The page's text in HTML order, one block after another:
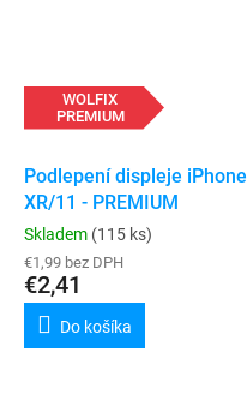
WOLFIX
PREMIUM
Podlepení displeje iPhone
XR/11 - PREMIUM
Skladem (115 ks)
€1,99 bez DPH
€2,41
Do košíka